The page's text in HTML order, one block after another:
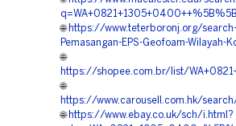
🌐 https://www.teterboronj.org/
Pemasangan-EPS-Geofoam-Wilayah-
🌐
https://shopee.com.br/list/
🌐
https://www.carousell.com.hk/
🌐 https://www.ebay.co.uk/sch/i.html?